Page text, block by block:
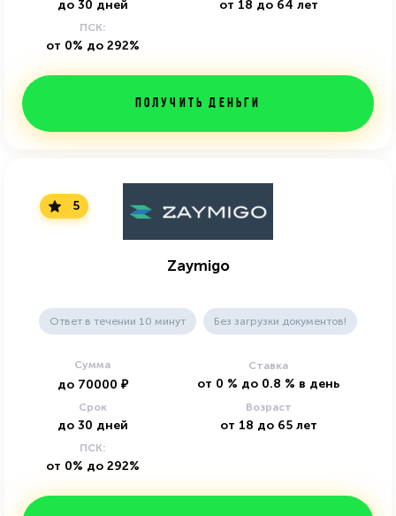
до 30 дней от 18 до 64 лет
ПСК:
от 0% до 292%
Получить деньги
5
Zaymigo
Ответ в течении 10 минут Без загрузки документов!
Сумма
до 70000 ₽
Ставка
от 0 % до 0.8 % в день
Срок
до 30 дней
Возраст
от 18 до 65 лет
ПСК:
от 0% до 292%